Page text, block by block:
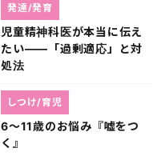
児童精神科医が本当に伝え
たい――「過剰適応」と対
処法
発達/発育
6～11歳のお悩み『嘘をつ
く』
しつけ/育児